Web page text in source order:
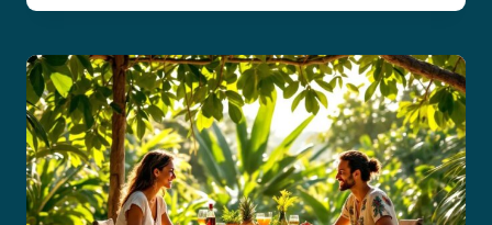
DE
TRADITIONNELS
THAÏLANDAIS
:
LES
CONNAISSEZ-
VOUS
?